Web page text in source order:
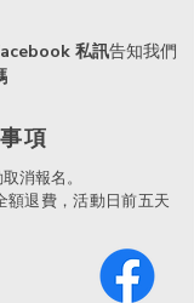
私訊告知我們
項
消報名。
額退費，活動日前五天